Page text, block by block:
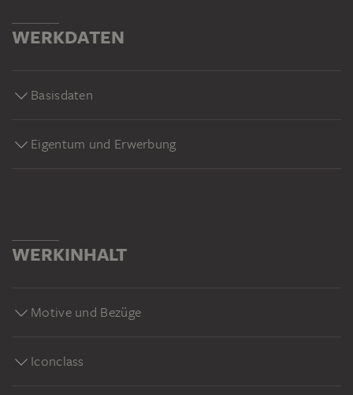
WERKDATEN
Basisdaten
Eigentum und Erwerbung
WERKINHALT
Motive und Bezüge
Iconclass